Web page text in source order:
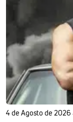
4 de Agosto de 2026